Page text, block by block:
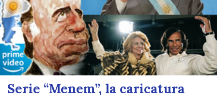
Serie “Menem”, la caricatura